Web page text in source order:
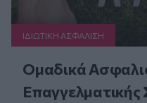
ΙΔΙΩΤΙΚΗ ΑΣΦAΛΙΣΗ
Ομαδικά